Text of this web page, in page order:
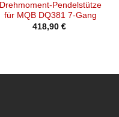
Drehmoment-Pendelstütze
für MQB DQ381 7-Gang
418,90 €